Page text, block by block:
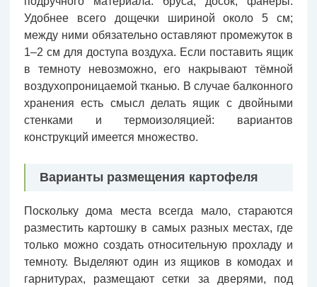
Удобнее всего дощечки шириной около 5 см;
между ними обязательно оставляют промежуток в
1–2 см для доступа воздуха. Если поставить ящик
в темноту невозможно, его накрывают тёмной
воздухопроницаемой тканью. В случае балконного
хранения есть смысл делать ящик с двойными
стенками и термоизоляцией: вариантов
конструкций имеется множество.
Варианты размещения картофеля
Поскольку дома места всегда мало, стараются
разместить картошку в самых разных местах, где
только можно создать относительную прохладу и
темноту. Выделяют один из ящиков в комодах и
гарнитурах, размещают сетки за дверями, под